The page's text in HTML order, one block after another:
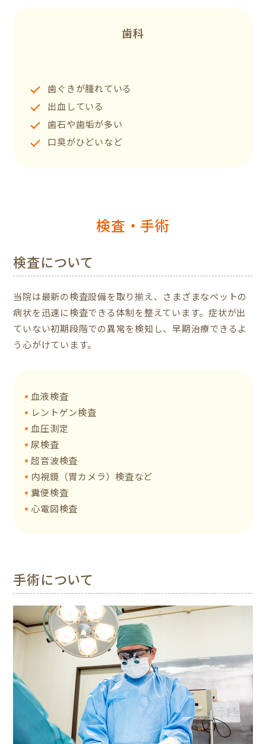
歯科
歯ぐきが腫れている
出血している
歯石や歯垢が多い
口臭がひどいなど
検査・手術
検査について
当院は最新の検査設備を取り揃え、さまざまなペットの
病状を迅速に検査できる体制を整えています。症状が出
ていない初期段階での異常を検知し、早期治療できるよ
う心がけています。
血液検査
レントゲン検査
血圧測定
尿検査
超音波検査
内視鏡（胃カメラ）検査など
糞便検査
心電図検査
手術について